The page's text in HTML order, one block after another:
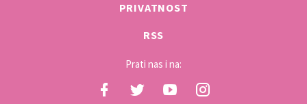
PRIVATNOST
RSS
Prati nas i na: